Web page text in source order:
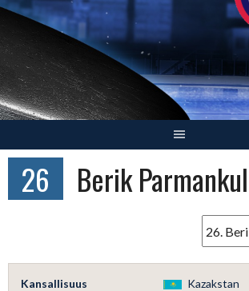
Skip
content
26 Berik
Kansallisuus Kazakstan